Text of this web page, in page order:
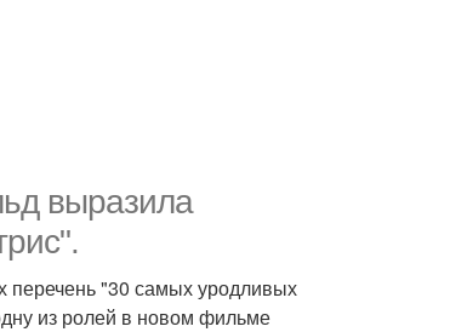
выразила
перечень "30 самых уродливых
из ролей в новом фильме